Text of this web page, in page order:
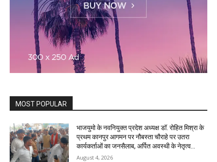
MOST POPULAR
भाजयुमो के नवनियुक्त प्रदेश अध्यक्ष डॉ. रोहित मिश्रा के
प्रथम कानपुर आगमन पर नौबस्ता चौराहे पर उतरा
कार्यकर्ताओं का जनसैलाब, अर्पित अवस्थी के नेतृत्व...
August 4, 2026